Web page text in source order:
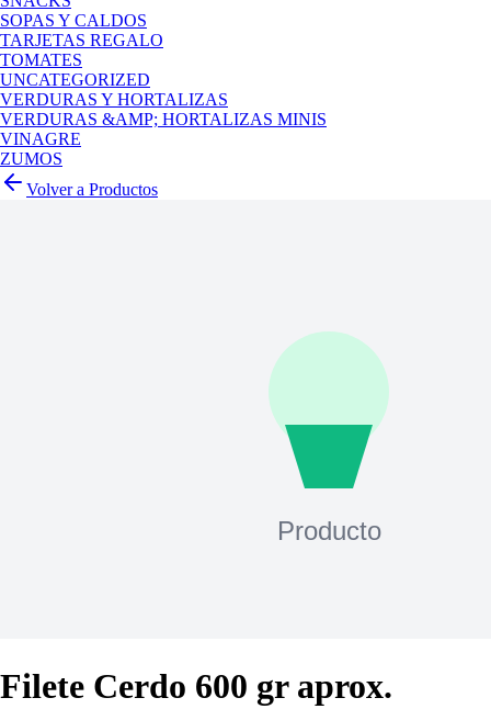
SOPAS Y CALDOS
TARJETAS REGALO
TOMATES
UNCATEGORIZED
VERDURAS Y HORTALIZAS
VERDURAS &AMP; HORTALIZAS MINIS
VINAGRE
ZUMOS
Volver a Productos
Filete Cerdo 600 gr aprox.